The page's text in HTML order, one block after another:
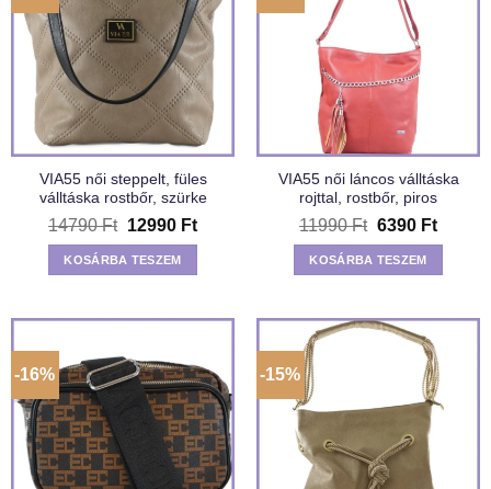
VIA55 női steppelt, füles
válltáska rostbőr, szürke
14790Ft Original
price
was:
14790 Ft.
12990 FtCurrent
price
12990 Ft.
KOSÁRBA TESZEM
VIA55 női láncos válltáska
rojttal, rostbőr, piros
11990Ft Original
price
was:
11990 Ft.
6390 Ft
price
6390
KOSÁRBA TESZEM
-16% -15%